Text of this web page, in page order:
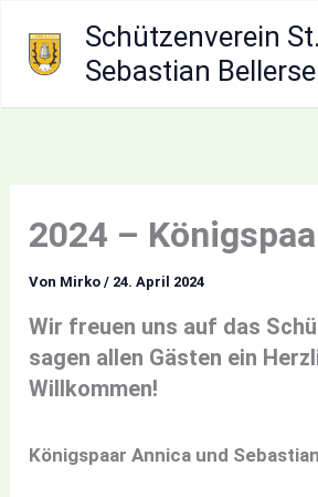
Inhalt
springen
Schützenverein St.
Sebastian
2024 –
Von Mirko/ 24. April 2024
Wir freuen uns auf das
sagen allen Gästen ein
Willkommen!
Königspaar Annica und